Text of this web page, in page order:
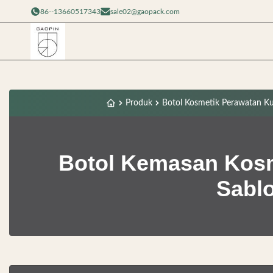
86--13660517343 sale02@gaopack.com
Produk Botol Kosmetik Perawatan
Botol Kemasan